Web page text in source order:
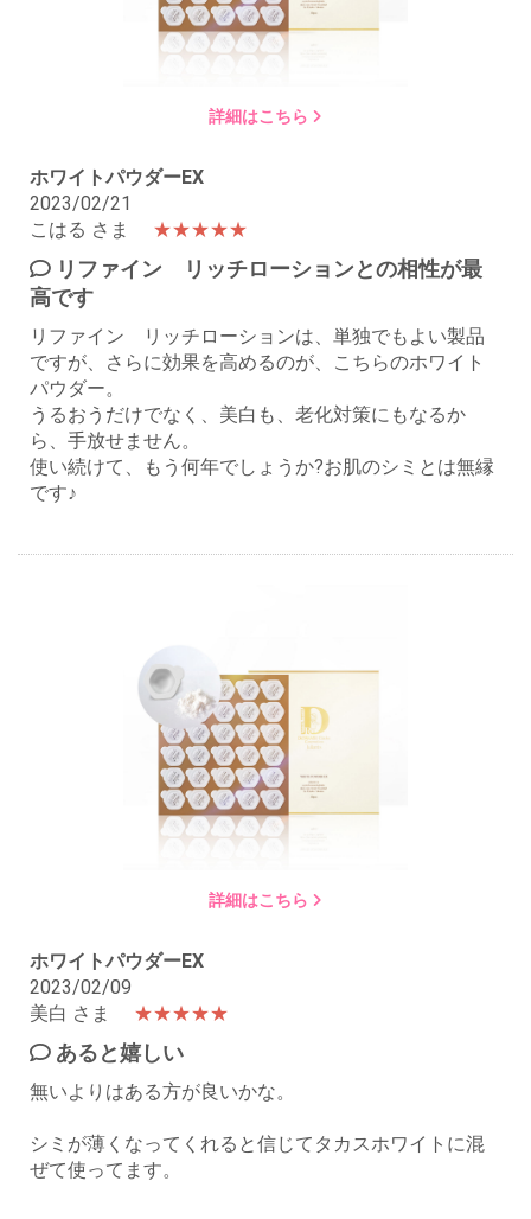
詳細はこちら
ホワイトパウダーEX
2023/02/21
こはる さま
★★★★★
リファイン リッチローションとの相性が最
高です
リファイン リッチローションは、単独でもよい製品
ですが、さらに効果を高めるのが、こちらのホワイト
パウダー。
うるおうだけでなく、美白も、老化対策にもなるか
ら、手放せません。
使い続けて、もう何年でしょうか?お肌のシミとは無縁
です♪
詳細はこちら
ホワイトパウダーEX
2023/02/09
美白 さま
★★★★★
あると嬉しい
無いよりはある方が良いかな。
シミが薄くなってくれると信じてタカスホワイトに混
ぜて使ってます。